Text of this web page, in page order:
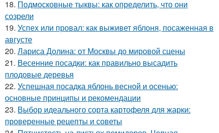
18. Подмосковные тыквы: как определить, что они
созрели
19. Успех или провал: как выживет яблоня, посаженная в
августе
20. Лариса Долина: от Москвы до мировой сцены
21. Весенние посадки: как правильно высадить
плодовые деревья
22. Успешная посадка яблонь весной и осенью:
основные принципы и рекомендации
23. Выбор идеального сорта картофеля для жарки:
проверенные рецепты и советы